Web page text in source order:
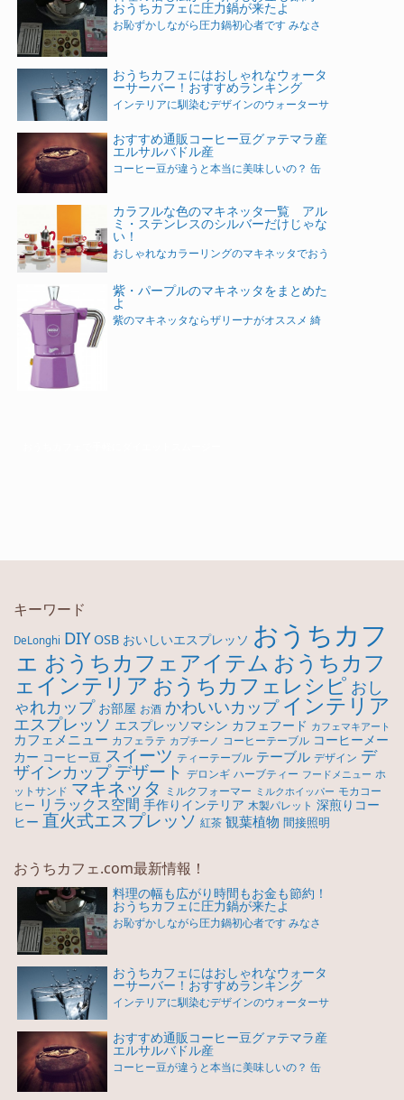
おうちカフェに圧力鍋が来たよ
お恥ずかしながら圧力鍋初心者です みなさ
おうちカフェにはおしゃれなウォータ
ーサーバー！おすすめランキング
インテリアに馴染むデザインのウォーターサ
おすすめ通販コーヒー豆グァテマラ産
エルサルバドル産
コーヒー豆が違うと本当に美味しいの？ 缶
カラフルな色のマキネッタ一覧 アル
ミ・ステンレスのシルバーだけじゃな
い！
おしゃれなカラーリングのマキネッタでおう
紫・パープルのマキネッタをまとめた
よ
紫のマキネッタならザリーナがオススメ 綺
キーワード
DeLonghi DIY OSB おいしいエスプレッソ おうちカフ
ェ おうちカフェアイテム おうちカフ
ェインテリア おうちカフェレシピ おし
ゃれカップ お部屋 お酒 かわいいカップ インテリア
エスプレッソ エスプレッソマシン カフェフード カフェマキアート
カフェメニュー カフェラテ カプチーノ コーヒーテーブル コーヒーメー
カー コーヒー豆 スイーツ ティーテーブル テーブル デザイン デ
ザインカップ デザート デロンギ ハーブティー フードメニュー ホ
ットサンド マキネッタ ミルクフォーマー ミルクホイッパー モカコー
ヒー リラックス空間 手作りインテリア 木製パレット 深煎りコー
ヒー 直火式エスプレッソ 紅茶 観葉植物 間接照明
おうちカフェ.com最新情報！
料理の幅も広がり時間もお金も節約！
おうちカフェに圧力鍋が来たよ
お恥ずかしながら圧力鍋初心者です みなさ
おうちカフェにはおしゃれなウォータ
ーサーバー！おすすめランキング
インテリアに馴染むデザインのウォーターサ
おすすめ通販コーヒー豆グァテマラ産
エルサルバドル産
コーヒー豆が違うと本当に美味しいの？ 缶